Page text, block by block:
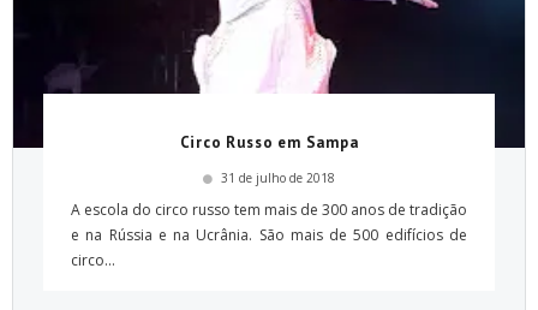
Circo Russo em Sampa
31 de julho de 2018
A escola do circo russo tem mais de 300 anos de tradição
e na Rússia e na Ucrânia. São mais de 500 edifícios de
circo...